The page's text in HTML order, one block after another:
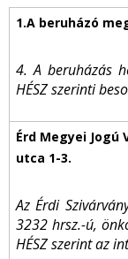
4. A beruházás
HÉSZ szerinti
Az Érdi
3232 hrsz.-ú,
HÉSZ szerint az